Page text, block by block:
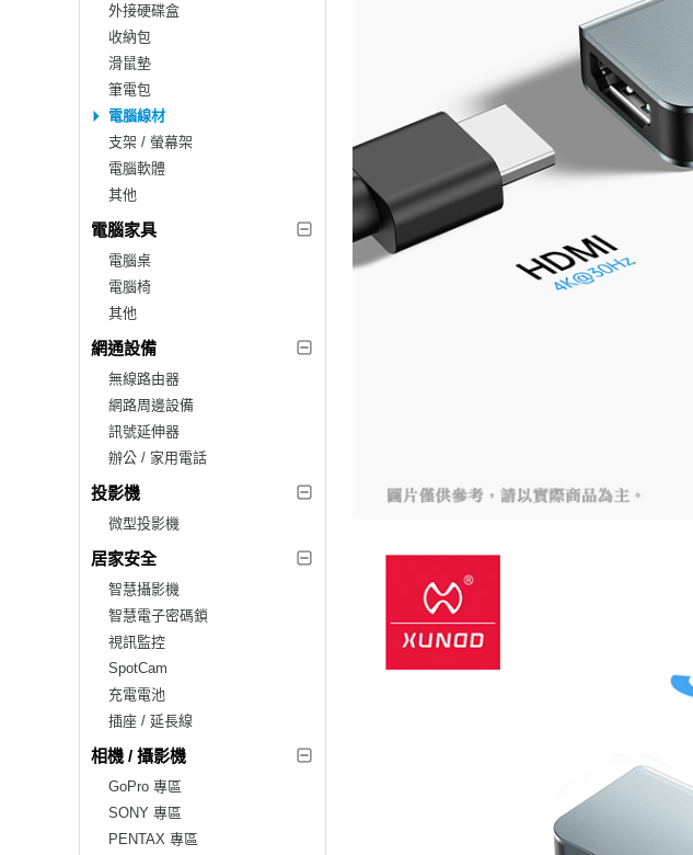
外接硬碟盒
收納包
滑鼠墊
筆電包
電腦線材
支架 / 螢幕架
電腦軟體
其他
電腦家具
電腦桌
電腦椅
其他
網通設備
無線路由器
網路周邊設備
訊號延伸器
辦公 / 家用電話
投影機
微型投影機
居家安全
智慧攝影機
智慧電子密碼鎖
視訊監控
SpotCam
充電電池
插座 / 延長線
相機 / 攝影機
GoPro 專區
SONY 專區
PENTAX 專區